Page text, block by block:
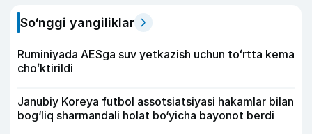
So‘nggi yangiliklar
Ruminiyada AESga suv yetkazish uchun toʻrtta kema
choʻktirildi
Janubiy Koreya futbol assotsiatsiyasi hakamlar bilan
bog‘liq sharmandali holat bo‘yicha bayonot berdi